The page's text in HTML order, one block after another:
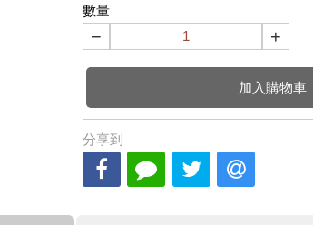
數量
− +
加入購物車
分享到